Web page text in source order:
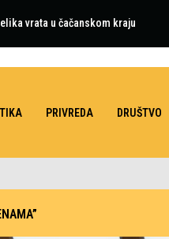
vrata u čačanskom kraju
PRIVREDA DRUŠTVO